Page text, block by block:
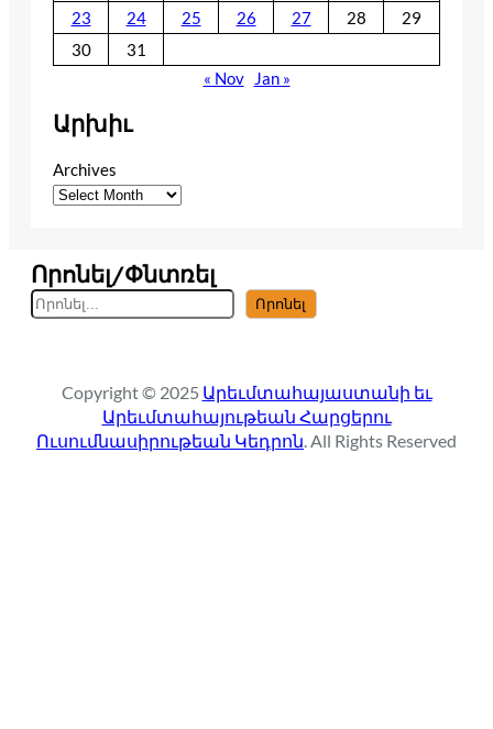
23
24 25 26 27 28
29
30
31
« Nov
Jan »
Արխիւ
Archives
Որոնել/Փնտռել
S
e
c
h
Որոնել
Copyright © 2025 Արեւմտահայաստանի եւ
Արեւմտահայութեան Հարցերու
Ուսումնասիրութեան Կեդրոն . All Rights Reserved